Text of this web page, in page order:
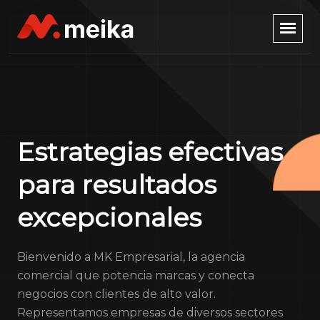
Estrategias efectivas
para resultados
excepcionales
Bienvenido a MK Empresarial, la agencia
comercial que potencia marcas y conecta
negocios con clientes de alto valor.
Representamos empresas de diversos sectores